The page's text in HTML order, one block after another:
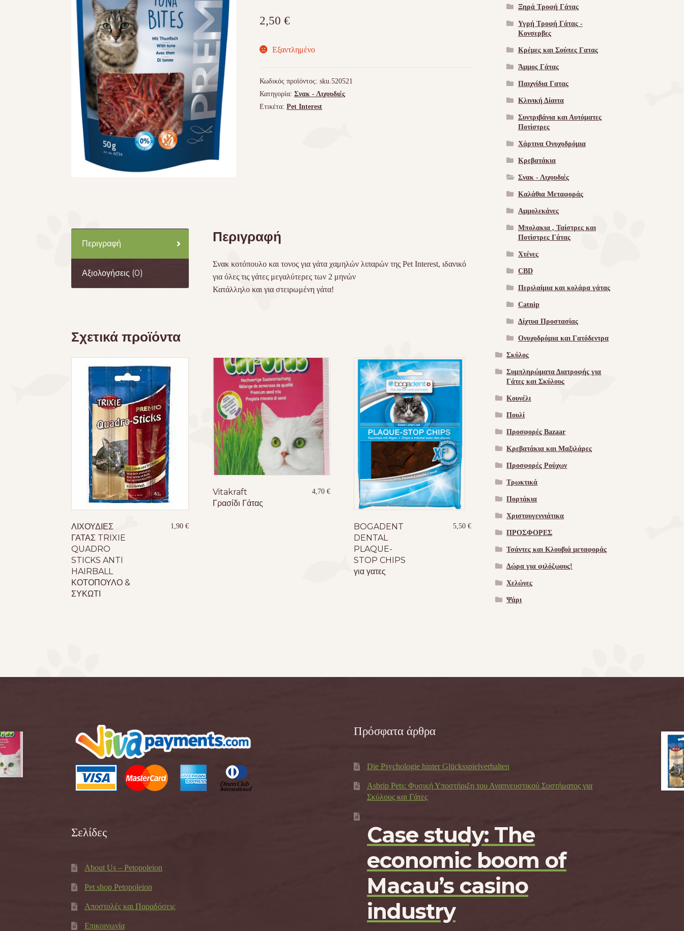
2,50€
Εξαντλημένο
Κωδικός προϊόντος:sku.520521
Κατηγορία:Σνακ - Λιχουδιές
Ετικέτα:Pet Interest
Περιγραφή
Αξιολογήσεις (0)
Περιγραφή
Σνακ κοτόπουλο και τονος για γάτα χαμηλών λιπαρών της Pet Interest, ιδανικό
για όλες τις γάτες μεγαλύτερες των 2 μηνών
Κατάλληλο και για στειρωμένη γάτα!
Σχετικά προϊόντα
ΛΙΧΟΥΔΙΕΣ
ΓΑΤΑΣ TRIXIE
QUADRO
STICKS ANTI
HAIRBALL
ΚΟΤΟΠΟΥΛΟ &
ΣΥΚΩΤΙ
1,90€
Vitakraft
Γρασίδι Γάτας
4,70 €
BOGADENT
DENTAL
PLAQUE-
STOP CHIPS
για γατες
5,50€
Ξηρά Τροφή Γάτας
Υγρή Τροφή Γάτας -
Kονσερβες
Κρέμες και Σούπες Γατας
Άμμος Γάτας
Παιχνίδια Γατας
Κλινική Δίαιτα
Συντριβάνια και Αυτόματες
Ποτίστρες
Χάρτινα Ονυχοδρόμια
Κρεβατάκια
Σνακ - Λιχουδιές
Καλάθια Μεταφοράς
Αμμολεκάνες
Μπολακια , Ταίστρες και
Ποτίστρες Γάτας
Χτένες
CBD
Περιλαίμια και κολάρα γάτας
Catnip
Δίχτυα Προστασίας
Ονυχοδρόμια και Γατόδεντρα
Σκύλος
Συμπληρώματα Διατροφής για
Γάτες και Σκύλους
Κουνέλι
Πουλί
Προσφορές Bazaar
Κρεβατάκια και Μαξιλάρες
Προσφορές Ρούχων
Τρωκτικά
Πορτάκια
Χριστουγεννιάτικα
ΠΡΟΣΦΟΡΕΣ
Τσάντες και Κλουβιά μεταφοράς
Δώρα για φιλόζωους!
Χελώνες
Ψάρι
Σελίδες
About Us – Petopoleion
Pet shop Petopoleion
Αποστολές και Παραδόσεις
Επικοινωνία
Πρόσφατα άρθρα
Die Psychologie hinter Glücksspielverhalten
Asbrip Pets: Φυσική Υποστήριξη του Αναπνευστικού Συστήματος για
Σκύλους και Γάτες
Case study: The
economic boom of
Macau’s casino
industry